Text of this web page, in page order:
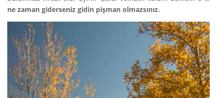
ne zaman giderseniz gidin pişman olmazsınız.